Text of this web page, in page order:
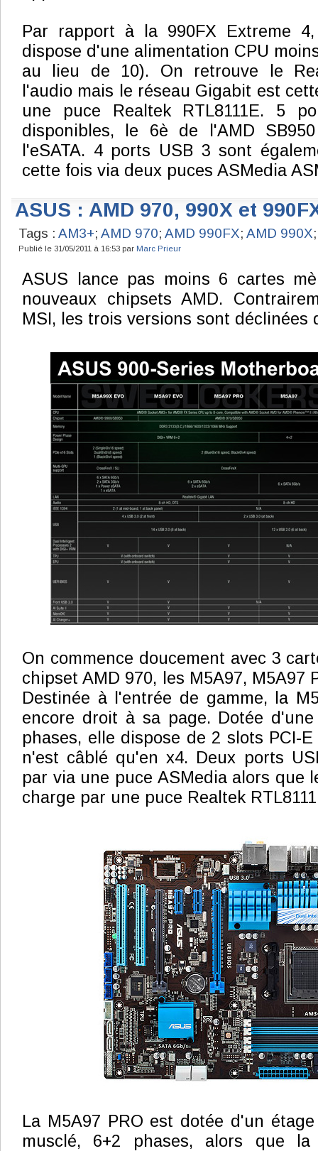
Par rapport à la 990FX Extreme
dispose d'une alimentation CPU
au lieu de 10). On retrouve le
l'audio mais le réseau Gigabit est
une puce Realtek RTL8111E. 5
disponibles, le 6è de l'AMD
l'eSATA. 4 ports USB 3 sont
cette fois via deux puces ASMedia
ASUS : AMD 970, 990X et
Tags : AM3+; AMD 970; AMD 990FX; AMD 990X
Publié le 31/05/2011 à 16:53 par Marc Prieur
ASUS lance pas moins 6 cartes
nouveaux chipsets AMD.
MSI, les trois versions sont déclinées
On commence doucement avec 3
chipset AMD 970, les M5A97, M5A97
Destinée à l'entrée de gamme, la
encore droit à sa page. Dotée
phases, elle dispose de 2 slots PCI-
n'est câblé qu'en x4. Deux ports
par via une puce ASMedia alors que
charge par une puce Realtek
La M5A97 PRO est dotée d'un
musclé, 6+2 phases, alors que